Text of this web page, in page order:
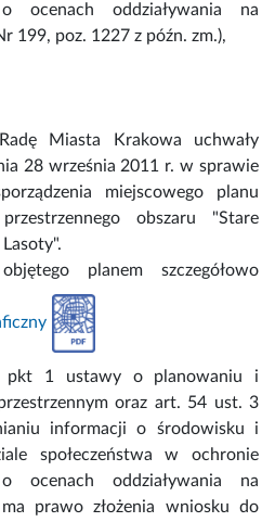
ocenach oddziaływania na
199, poz. 1227 z późn. zm.),
Miasta Krakowa uchwały
28 września 2011 r. w sprawie
miejscowego planu
obszaru "Stare
planem szczegółowo
pkt 1 ustawy o planowaniu i
oraz art. 54 ust. 3
informacji o środowisku i
społeczeństwa w ochronie
ocenach oddziaływania na
prawo złożenia wniosku do